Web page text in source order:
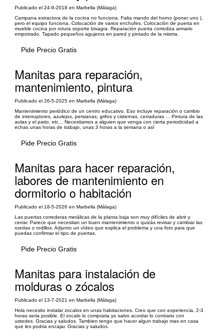
Publicado el 24-9-2018 en Marbella (Málaga)
Campana extractora de la cocina no funciona. Falta mando del horno (poner uno ),
pero el equipo funciona. Colocación de varios enchufes. Colocación de puerta en
mueble cocina por rotura soporte bisagra. Reparación puerta corrediza armario
empotrado. Tapado pequeños agujeros en pared y pintado de la misma.
Pide Precio Gratis
Manitas para reparación,
mantenimiento, pintura
Publicado el 26-5-2025 en Marbella (Málaga)
Mantenimiento periódico de un centro educativo. Eso incluye reparación o cambio
de interruptores, azulejos, persianas, grifos y cisternas, cerraduras ... Pintura de las
aulas y el patio, etc... Necesitamos a alguien que venga con cierta periodicidad a
echas unas horas de trabajo, unas 3 horas a la semana o así
Pide Precio Gratis
Manitas para hacer reparación,
labores de mantenimiento en
dormitorio o habitación
Publicado el 18-5-2026 en Marbella (Málaga)
Las puertas correderas metálicas de la planta baja son muy difíciles de abrir y
cerrar. Parece que necesitan un buen mantenimiento o quizás revisar y cambiar las
ruedas o rodillos. Adjunto un vídeo que explica el problema y una foto para que
puedas confirmar el tipo de puertas.
Pide Precio Gratis
Manitas para instalación de
molduras o zócalos
Publicado el 13-7-2021 en Marbella (Málaga)
Hola necesito instalar zocalos en unas habitaciones. Creo que con experiencia, 2-3
horas seria posible. El zocalo lo compraria yo salvo acordar lo contrario con
ustedes. Gracias y saludos. Tambien tengo que hacer algun trabajo mas en casa
que les podria encajar. Gracias y saludos.